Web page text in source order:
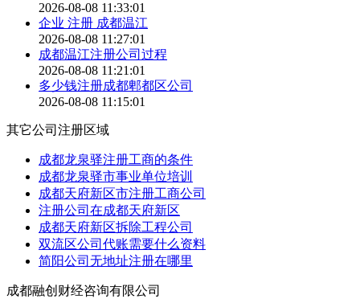
2026-08-08 11:33:01
企业 注册 成都温江
2026-08-08 11:27:01
成都温江注册公司过程
2026-08-08 11:21:01
多少钱注册成都郫都区公司
2026-08-08 11:15:01
其它公司注册区域
成都龙泉驿注册工商的条件
成都龙泉驿市事业单位培训
成都天府新区市注册工商公司
注册公司在成都天府新区
成都天府新区拆除工程公司
双流区公司代账需要什么资料
简阳公司无地址注册在哪里
成都融创财经咨询有限公司